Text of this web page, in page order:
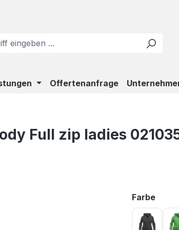
Offertenanfrage
Full zip ladies
Farbe